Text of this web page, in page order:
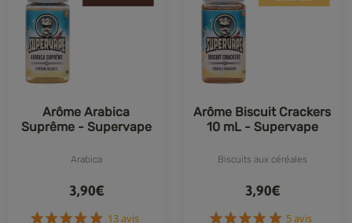
Arôme Arabica
Suprême - Supervape
Arabica
3,90€
Arôme Biscuit Crackers
10 mL - Supervape
Biscuits aux céréales
3,90€